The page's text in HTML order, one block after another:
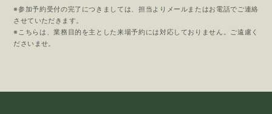
※参加予約受付の完了につきましては、担当よりメールまたはお電話でご連絡
させていただきます。
※こちらは、業務目的を主とした来場予約には対応しておりません。ご遠慮く
ださいませ。